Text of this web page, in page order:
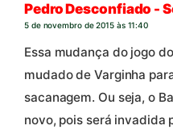
Pedro Desconfiado -
5 de novembro de 2015 às 11:40
Essa mudança do jogo
mudado de Varginha
sacanagem. Ou seja, o
novo, pois será invadida